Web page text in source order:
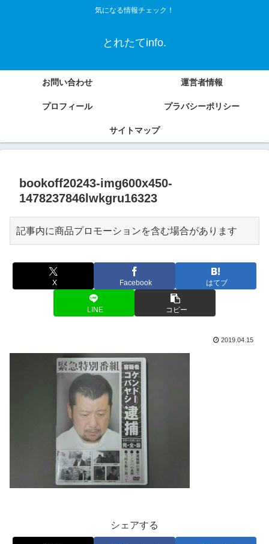
気になる情報チェック！
とれたてinfo.
お問い合わせ 運営者情報
プロフィール プラバシーポリシー
サイトマップ
bookoff20243-img600x450-
1478237846lwkgru16323
記事内に商品プロモーションを含む場合があります
X Facebook はてブ
LINE コピー
2019.04.15
シェアする